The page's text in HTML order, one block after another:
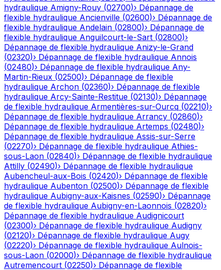
hydraulique Amigny-Rouy (02700)› Dépannage de
flexible hydraulique Ancienville (02600)› Dépannage de
flexible hydraulique Andelain (02800)› Dépannage de
flexible hydraulique Anguilcourt-le-Sart (02800)›
Dépannage de flexible hydraulique Anizy-le-Grand
(02320)› Dépannage de flexible hydraulique Annois
(02480)› Dépannage de flexible hydraulique Any-
Martin-Rieux (02500)› Dépannage de flexible
hydraulique Archon (02360)› Dépannage de flexible
hydraulique Arcy-Sainte-Restitue (02130)› Dépannage
de flexible hydraulique Armentières-sur-Ourcq (02210)›
Dépannage de flexible hydraulique Arrancy (02860)›
Dépannage de flexible hydraulique Artemps (02480)›
Dépannage de flexible hydraulique Assis-sur-Serre
(02270)› Dépannage de flexible hydraulique Athies-
sous-Laon (02840)› Dépannage de flexible hydraulique
Attilly (02490)› Dépannage de flexible hydraulique
Aubencheul-aux-Bois (02420)› Dépannage de flexible
hydraulique Aubenton (02500)› Dépannage de flexible
hydraulique Aubigny-aux-Kaisnes (02590)› Dépannage
de flexible hydraulique Aubigny-en-Laonnois (02820)›
Dépannage de flexible hydraulique Audignicourt
(02300)› Dépannage de flexible hydraulique Audigny
(02120)› Dépannage de flexible hydraulique Augy
(02220)› Dépannage de flexible hydraulique Aulnois-
sous-Laon (02000)› Dépannage de flexible hydraulique
Autremencourt (02250)› Dépannage de flexible